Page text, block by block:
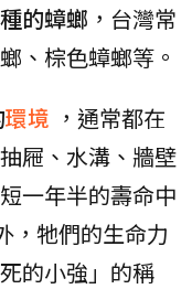
的蟑螂 ，台灣常
、棕色蟑螂等。
環境 ，通常都在
屜、水溝、牆壁
一年半的壽命中
，牠們的生命力
的小強」的稱